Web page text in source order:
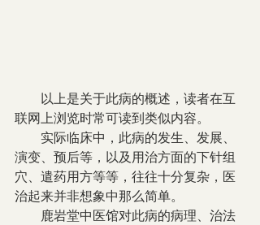
联网上浏览时常可读到类似内容。
演变、预后等，以及用治方面的下针组
穴、遣药用方等等，往往十分复杂，医
治起来并非想象中那么简单。